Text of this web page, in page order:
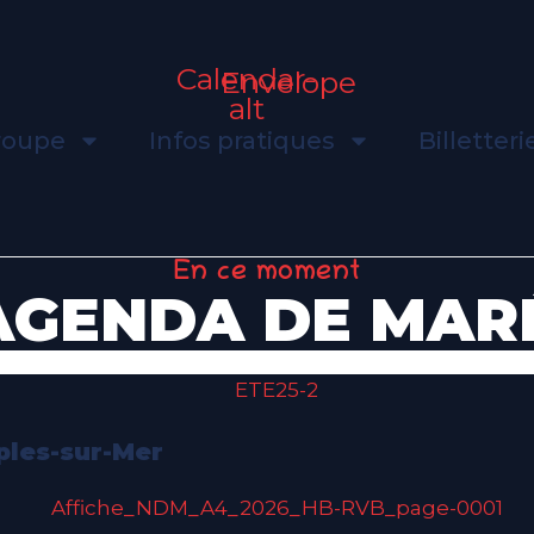
Calendar-
alt
Envelope
Infos pratiques
En ce moment
DE
sur-Mer